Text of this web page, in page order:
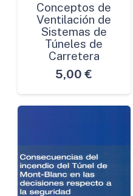
Conceptos de
Ventilación de
Sistemas de
Túneles de
Carretera
5,00 €